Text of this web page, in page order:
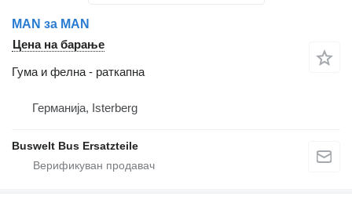
MAN за MAN
Цена на барање
Гума и фелна - раткапна
Германија, Isterberg
Buswelt Bus Ersatzteile